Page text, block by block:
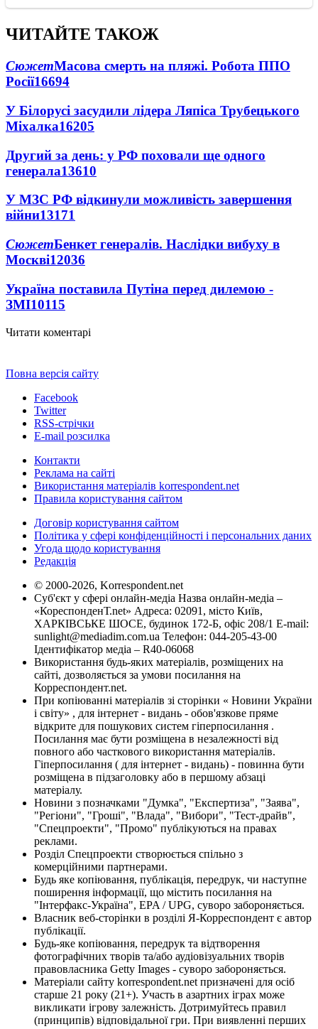
ЧИТАЙТЕ ТАКОЖ
СюжетМасова смерть на пляжі. Робота ППО
Росії16694
У Білорусі засудили лідера Ляпіса Трубецького
Міхалка16205
Другий за день: у РФ поховали ще одного
генерала13610
У МЗС РФ відкинули можливість завершення
війни13171
СюжетБенкет генералів. Наслідки вибуху в
Москві12036
Україна поставила Путіна перед дилемою -
ЗМІ10115
Читати коментарі
Повна версія сайту
Facebook
Twitter
RSS-стрічки
E-mail розсилка
Контакти
Реклама на сайті
Використання матеріалів korrespondent.net
Правила користування сайтом
Договір користування сайтом
Політика у сфері конфіденційності і персональних даних
Угода щодо користування
Редакція
© 2000-2026, Korrespondent.net
Суб'єкт у сфері онлайн-медіа Назва онлайн-медіа –
«КореспонденТ.net» Адреса: 02091, місто Київ,
ХАРКІВСЬКЕ ШОСЕ, будинок 172-Б, офіс 208/1 E-mail:
sunlight@mediadim.com.ua Телефон: 044-205-43-00
Ідентифікатор медіа – R40-06068
Використання будь-яких матеріалів, розміщених на
сайті, дозволяється за умови посилання на
Корреспондент.net.
При копіюванні матеріалів зі сторінки « Новини України
і світу» , для інтернет - видань - обов'язкове пряме
відкрите для пошукових систем гіперпосилання .
Посилання має бути розміщена в незалежності від
повного або часткового використання матеріалів.
Гіперпосилання ( для інтернет - видань) - повинна бути
розміщена в підзаголовку або в першому абзаці
матеріалу.
Новини з позначками "Думка", "Експертиза", "Заява",
"Регіони", "Гроші", "Влада", "Вибори", "Тест-драйв",
"Спецпроекти", "Промо" публікуються на правах
реклами.
Розділ Спецпроекти створюється спільно з
комерційними партнерами.
Будь яке копіювання, публікація, передрук, чи наступне
поширення інформації, що містить посилання на
"Інтерфакс-Україна", EPA / UPG, суворо забороняється.
Власник веб-сторінки в розділі Я-Корреспондент є автор
публікації.
Будь-яке копіювання, передрук та відтворення
фотографічних творів та/або аудіовізуальних творів
правовласника Getty Images - суворо забороняється.
Матеріали сайту korrespondent.net призначені для осіб
старше 21 року (21+). Участь в азартних іграх може
викликати ігрову залежність. Дотримуйтесь правил
(принципів) відповідальної гри. При виявленні перших